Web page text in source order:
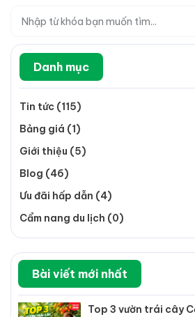
Danh mục
Tin tức (115)
Bảng giá (1)
Giới thiệu (5)
Blog (46)
Ưu đãi hấp dẫn (4)
Cẩm nang du lịch (0)
Bài viết mới nhất
Top 3 vườn trái cây